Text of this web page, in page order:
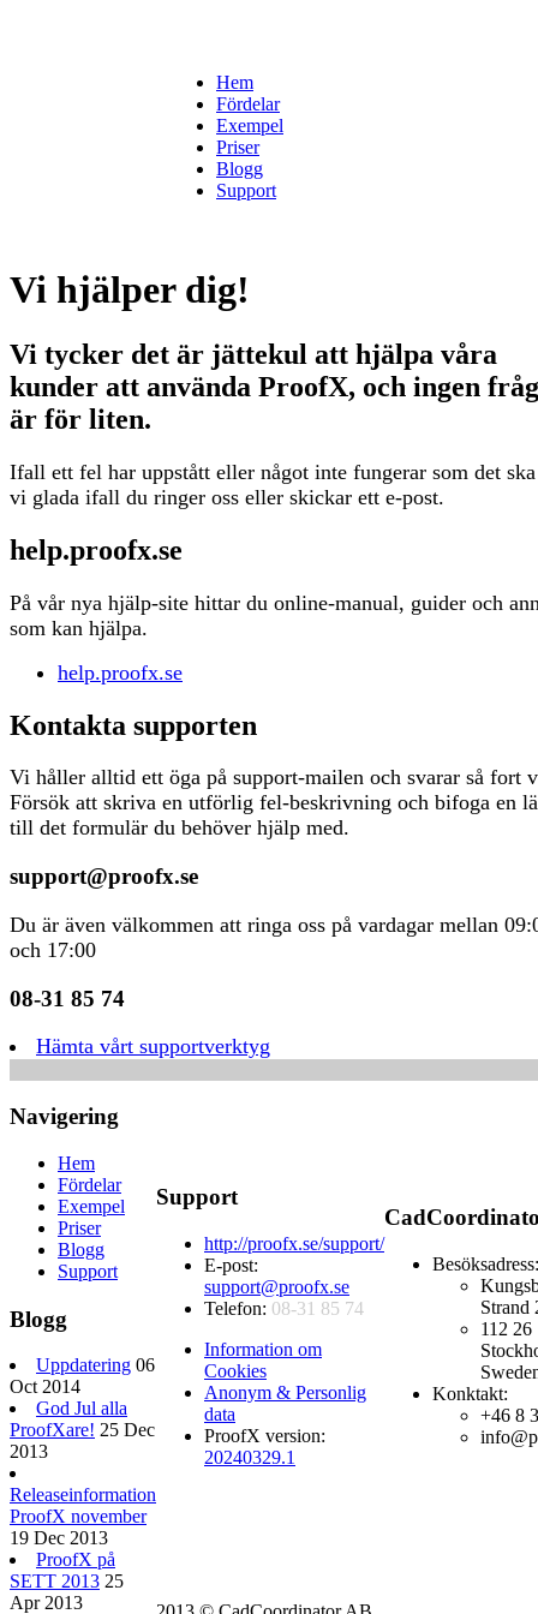
Hem
Fördelar
Exempel
Priser
Blogg
Support
Vi hjälper dig!
Vi tycker det är jättekul att hjälpa våra
kunder att använda ProofX, och ingen
är för liten.
Ifall ett fel har uppstått eller något inte fungerar som det
vi glada ifall du ringer oss eller skickar ett e-post.
help.proofx.se
På vår nya hjälp-site hittar du online-manual, guider och
som kan hjälpa.
help.proofx.se
Kontakta supporten
Vi håller alltid ett öga på support-mailen och svarar så fort
Försök att skriva en utförlig fel-beskrivning och bifoga en
till det formulär du behöver hjälp med.
support@proofx.se
Du är även välkommen att ringa oss på vardagar mellan
och 17:00
08-31 85 74
Hämta vårt supportverktyg
Navigering
Hem
Fördelar
Exempel
Priser
Blogg
Support
Blogg
Uppdatering 06
Oct 2014
God Jul alla
ProofXare! 25 Dec
2013
Releaseinformation
ProofX november
19 Dec 2013
ProofX på
SETT 2013 25
Apr 2013
Support
http://proofx.se/support/
E-post:
support@proofx.se
Telefon: 08-31 85 74
Information om
Cookies
Anonym & Personlig
data
ProofX version:
20240329.1
Besöksadress:
Strand
112 26
Konktakt:
+46 8